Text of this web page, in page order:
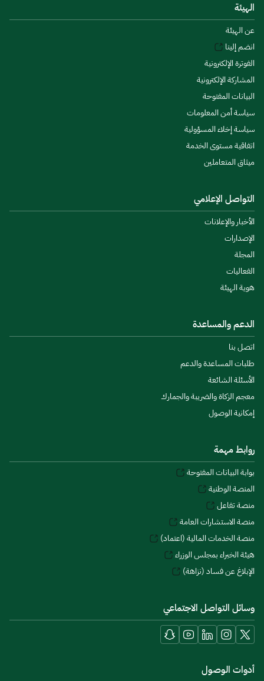
الهيئة
عن الهيئة
انضم إلينا
الفوترة الإلكترونية
المشاركة الإلكترونية
البيانات المفتوحة
سياسة أمن المعلومات
سياسة إخلاء المسؤولية
اتفاقية مستوى الخدمة
ميثاق المتعاملين
التواصل الإعلامي
الأخبار والإعلانات
الإصدارات
المجلة
الفعاليات
هوية الهيئة
الدعم والمساعدة
اتصل بنا
طلبات المساعدة والدعم
الأسئلة الشائعة
معجم الزكاة والضريبة والجمارك
إمكانية الوصول
روابط مهمة
بوابة البيانات المفتوحة
المنصة الوطنية
منصة تفاعل
منصة الاستشارات العامة
منصة الخدمات المالية (اعتماد)
هيئة الخبراء بمجلس الوزراء
الإبلاغ عن فساد (نزاهة)
وسائل التواصل الاجتماعي
أدوات الوصول